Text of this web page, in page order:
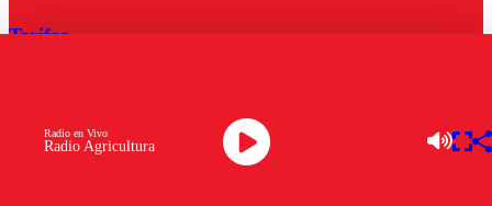
Radio Agricultura
Radio en Vivo
Tarifas